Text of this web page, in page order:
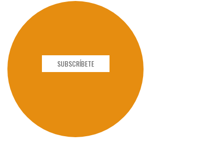
SUBSCRÍBETE